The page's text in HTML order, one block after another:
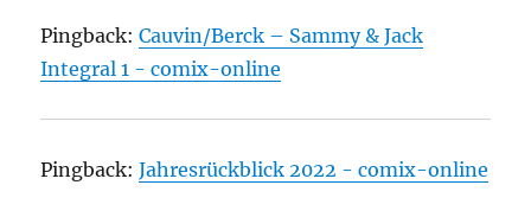
Pingback:Cauvin/Berck – Sammy & Jack
Integral 1 - comix-online
Pingback:Jahresrückblick 2022 - comix-online